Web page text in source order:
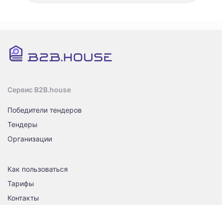
Сервис B2B.house
Победители тендеров
Тендеры
Организации
Как пользоваться
Тарифы
Контакты